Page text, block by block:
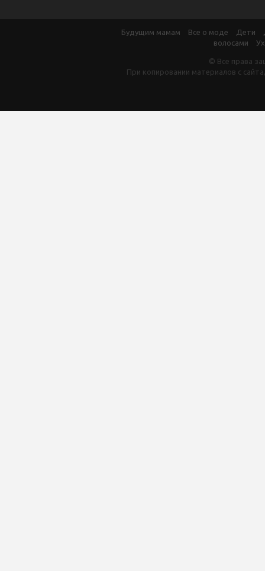
Будущим мамам Все о моде Дети
волосами
© Все права
При копировании материалов с